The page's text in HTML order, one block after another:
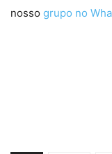
nosso grupo no